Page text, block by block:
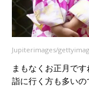
Jupiterimages/
まもなくお正月で
詣に行く方も多い